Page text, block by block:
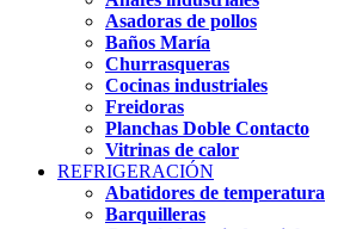
Asadoras de pollos
Baños María
Churrasqueras
Cocinas industriales
Freidoras
Planchas Doble Contacto
Vitrinas de calor
REFRIGERACIÓN
Abatidores de temperatura
Barquilleras